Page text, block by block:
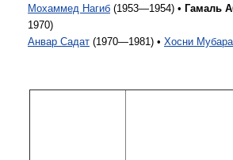
Мохаммед Нагиб (1953—1954) • Гамаль
1970)
Анвар Садат (1970—1981) • Хосни